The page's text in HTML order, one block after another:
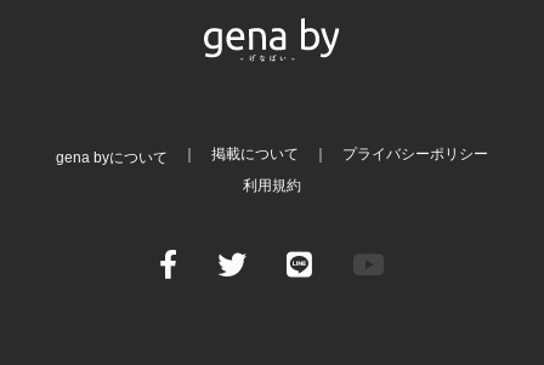
gena byについて 掲載について
プライバシーポリシー
利用規約